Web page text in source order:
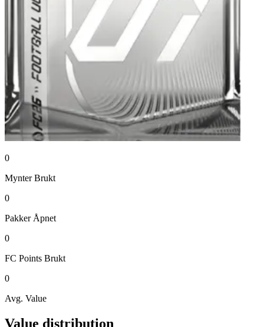
0
Mynter Brukt
0
Pakker Åpnet
0
FC Points Brukt
0
Avg. Value
Value distribution